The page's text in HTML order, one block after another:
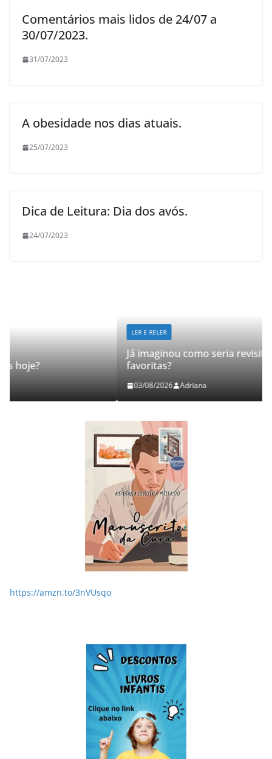
Comentários mais lidos de 24/07 a
30/07/2023.
31/07/2023
A obesidade nos dias atuais.
25/07/2023
Dica de Leitura: Dia dos avós.
24/07/2023
Já imaginou como seria revisitar suas histórias
favoritas?
https://amzn.to/3nVUsqo